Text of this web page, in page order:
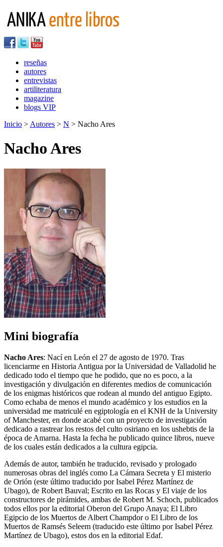
reseñas
autores
entrevistas
artiliteratura
magazine
blogs VIP
Inicio > Autores > N > Nacho Ares
Nacho Ares
Mini biografía
Nacho Ares: Nací en León el 27 de agosto de 1970. Tras
licenciarme en Historia Antigua por la Universidad de Valladolid he
dedicado todo el tiempo que he podido, que no es poco, a la
investigación y divulgación en diferentes medios de comunicación
de los enigmas históricos que rodean al mundo del antiguo Egipto.
Como echaba de menos el mundo académico y los estudios en la
universidad me matriculé en egiptología en el KNH de la University
of Manchester, en donde acabé con un proyecto de investigación
dedicado a rastrear los restos del culto osiriano en los ushebtis de la
época de Amarna. Hasta la fecha he publicado quince libros, nueve
de los cuales están dedicados a la cultura egipcia.
Además de autor, también he traducido, revisado y prologado
numerosas obras del inglés como La Cámara Secreta y El misterio
de Orión (este último traducido por Isabel Pérez Martínez de
Ubago), de Robert Bauval; Escrito en las Rocas y El viaje de los
constructores de pirámides, ambas de Robert M. Schoch, publicados
todos ellos por la editorial Oberon del Grupo Anaya; El Libro
Egipcio de los Muertos de Albert Champdor o El Libro de los
Muertos de Ramsés Seleem (traducido este último por Isabel Pérez
Martínez de Ubago), estos dos en la editorial Edaf.